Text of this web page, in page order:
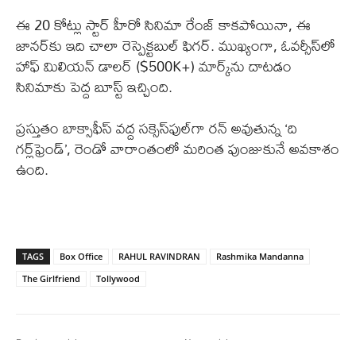
ఈ 20 కోట్లు స్టార్ హీరో సినిమా రేంజ్ కాకపోయినా, ఈ
జానర్‌కు ఇది చాలా రెస్పెక్టబుల్ ఫిగర్. ముఖ్యంగా, ఓవర్సీస్‌లో
హాఫ్ మిలియన్ డాలర్ ($500K+) మార్క్‌ను దాటడం
సినిమాకు పెద్ద బూస్ట్ ఇచ్చింది.
ప్రస్తుతం బాక్సాఫీస్ వద్ద సక్సెస్‌ఫుల్‌గా రన్ అవుతున్న ‘ది
గర్ల్‌ఫ్రెండ్’, రెండో వారాంతంలో మరింత పుంజుకునే అవకాశం
ఉంది.
TAGS Box Office RAHUL RAVINDRAN
Rashmika Mandanna
The Girlfriend
Tollywood